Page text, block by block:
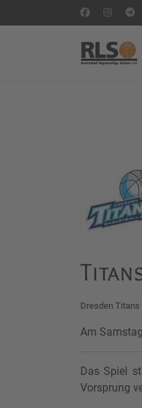
Dresden Titans
Am
Das Spiel
Vorsprung